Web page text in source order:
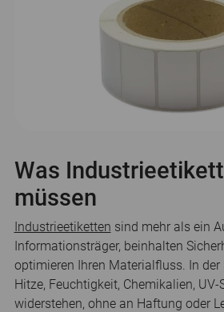
Was
müssen
Industrieetiketten sind mehr als ein
Informationsträger, beinhalten
optimieren Ihren Materialfluss. In
Hitze, Feuchtigkeit, Chemikalien,
widerstehen, ohne an Haftung oder